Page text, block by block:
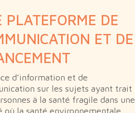
PLATEFORME DE
ET DE
d’information et de
sur les sujets ayant trait
à la santé fragile dans une
où la santé environnementale